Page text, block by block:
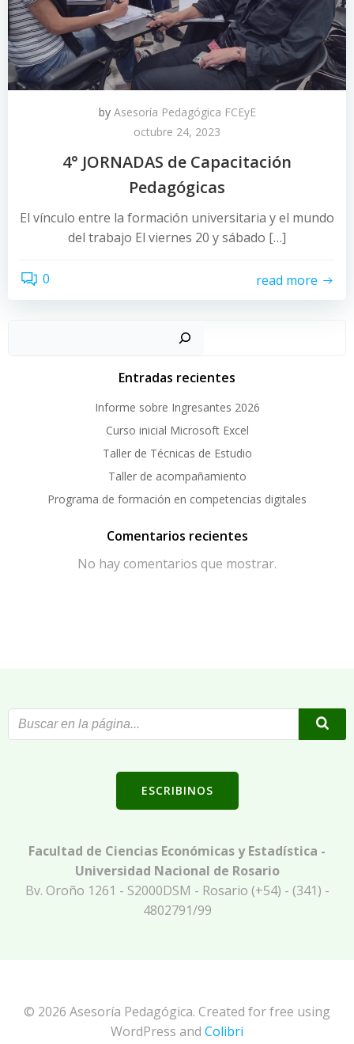
by Asesoría Pedagógica FCEyE
octubre 24, 2023
4° JORNADAS de Capacitación
Pedagógicas
El vínculo entre la formación universitaria y el mundo
del trabajo El viernes 20 y sábado […]
0 read more
Buscar
Entradas recientes
Informe sobre Ingresantes 2026
Curso inicial Microsoft Excel
Taller de Técnicas de Estudio
Taller de acompañamiento
Programa de formación en competencias digitales
Comentarios recientes
No hay comentarios que mostrar.
ESCRIBINOS
Facultad de Ciencias Económicas y Estadística -
Universidad Nacional de Rosario
Bv. Oroño 1261 - S2000DSM - Rosario (+54) - (341) -
4802791/99
© 2026 Asesoría Pedagógica. Created for free using
WordPress and Colibri